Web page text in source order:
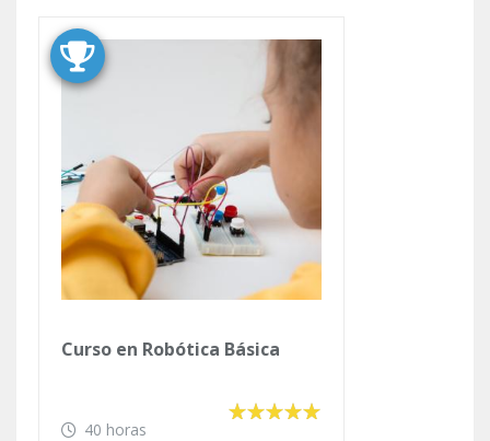
Curso en Robótica Básica
40 horas